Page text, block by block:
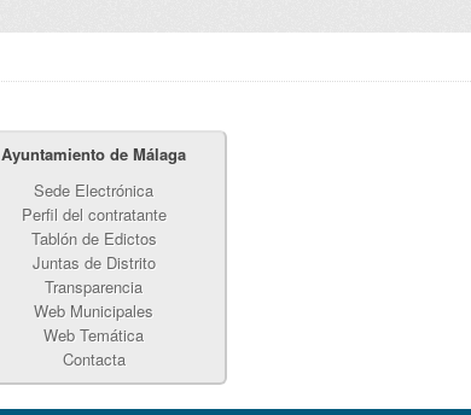
Ayuntamiento de Málaga
Sede Electrónica
Perfil del contratante
Tablón de Edictos
Juntas de Distrito
Transparencia
Web Municipales
Web Temática
Contacta